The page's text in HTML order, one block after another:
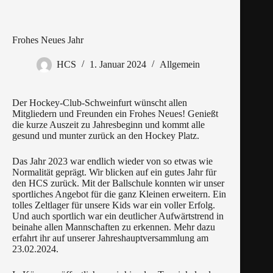
Frohes Neues Jahr
HCS 1. Januar 2024 Allgemein
Der Hockey-Club-Schweinfurt wünscht allen
Mitgliedern und Freunden ein Frohes Neues! Genießt
die kurze Auszeit zu Jahresbeginn und kommt alle
gesund und munter zurück an den Hockey Platz.
Das Jahr 2023 war endlich wieder von so etwas wie
Normalität geprägt. Wir blicken auf ein gutes Jahr für
den HCS zurück. Mit der Ballschule konnten wir unser
sportliches Angebot für die ganz Kleinen erweitern. Ein
tolles Zeltlager für unsere Kids war ein voller Erfolg.
Und auch sportlich war ein deutlicher Aufwärtstrend in
beinahe allen Mannschaften zu erkennen. Mehr dazu
erfahrt ihr auf unserer Jahreshauptversammlung am
23.02.2024.